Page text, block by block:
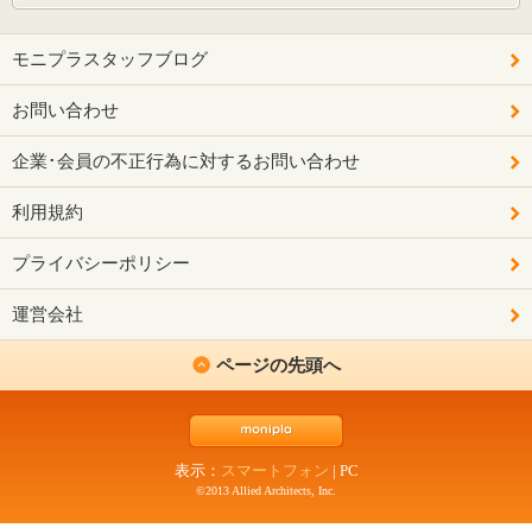
モニプラスタッフブログ
お問い合わせ
企業･会員の不正行為に対するお問い合わせ
利用規約
プライバシーポリシー
運営会社
ページの先頭へ
表示： スマートフォン | PC
©2013 Allied Architects, Inc.